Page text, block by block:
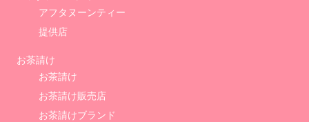
アフタヌーンティー
提供店
お茶請け
お茶請け
お茶請け販売店
お茶請けブランド